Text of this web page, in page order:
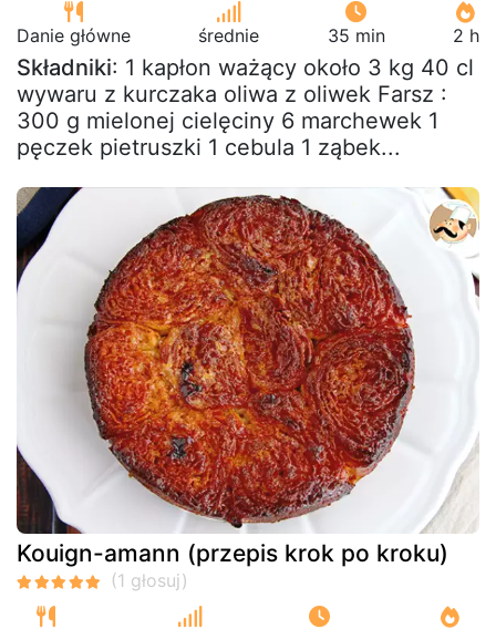
Danie główne średnie 35 min 2 h
Składniki: 1 kapłon ważący około 3 kg 40 cl
wywaru z kurczaka oliwa z oliwek Farsz :
300 g mielonej cielęciny 6 marchewek 1
pęczek pietruszki 1 cebula 1 ząbek...
Kouign-amann (przepis krok po kroku)